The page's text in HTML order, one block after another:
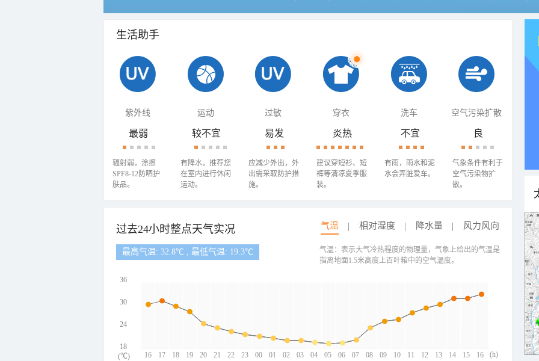
生活助手
紫外线 运动 过敏 穿衣 洗车 空气污染扩散
最弱
辐射弱，涂擦
SPF8-12防晒护
肤品。
较不宜
有降水，推荐您
在室内进行休闲
运动。
易发
应减少外出，外
出需采取防护措
施。
炎热
建议穿短衫、短
裤等清凉夏季服
装。
不宜
有雨，雨水和泥
水会弄脏爱车。
良
气象条件有利于
空气污染物扩
散。
过去24小时整点天气实况 气温 相对湿度 降水量 风力风向
最高气温: 32.8℃ , 最低气温: 19.3℃
16 17 18 19 20 21 22 23 00 01 02 03 04 05 06 07 08 09 10 11 12 13 14 15 16
36
30
24
18
(h)
(℃)
气温：表示大气冷热程度的物理量，气象上给出的气温是
指离地面1.5米高度上百叶箱中的空气温度。